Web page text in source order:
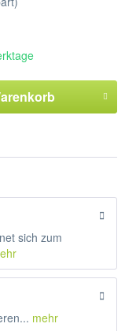
sich zum
mehr